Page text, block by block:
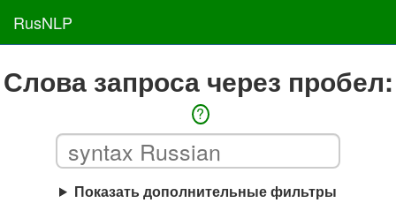
RusNLP
Слова запроса через пробел:
?
Показать дополнительные фильтры